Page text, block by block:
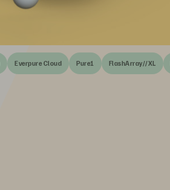
Everpure Cloud Pure1 FlashArray//XL